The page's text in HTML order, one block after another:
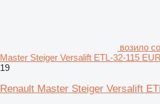
возило
Master Steiger Versalift ETL-32-115
19
Renault Master Steiger Versalift